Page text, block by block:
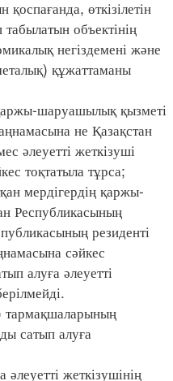
өткізілетін
объектінің
негіздемені және
құжаттаманы
шаруашылық қызметі
не Қазақстан
әлеуетті жеткізуші
тоқтатыла тұрса;
мердігердің қаржы-
Республикасының
резиденті
сәйкес
алуға әлеуетті
сатып алуға
жеткізушінің